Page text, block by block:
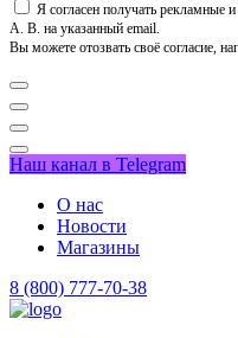
Я согласен получать
А. В. на указанный email.
Вы можете отозвать своё согласие,
Наш канал в Telegram
О нас
Новости
Магазины
8 (800) 777-70-38